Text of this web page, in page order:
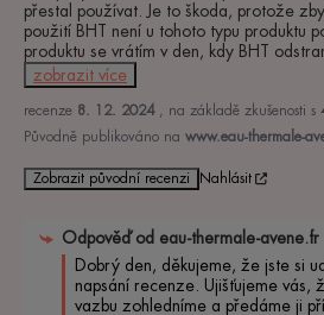
přestal používat. Je to škoda, protože
použití BHT není u tohoto typu produktu
produktu se vrátím v den, kdy BHT
zobrazit více
recenze 8. 12. 2024 , na základě zkušenosti s
Původně publikováno na www.eau-thermale-
Zobrazit původní recenzi Nahlásit
Odpověď od eau-thermale-avene.fr
Dobrý den, děkujeme, že jste si
napsání recenze. Ujišťujeme vás,
vazbu zohledníme a předáme ji